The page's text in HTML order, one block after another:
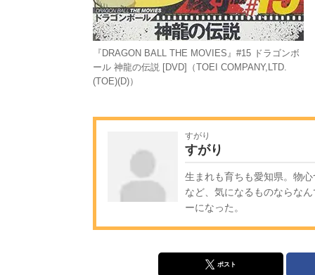
『DRAGON BALL THE MOVIES』#15 ドラゴンボ
ール 神龍の伝説 [DVD]（TOEI COMPANY,LTD.
(TOE)(D)）
すがり
すがり
生まれも育ちも愛知県。物
など、気になるものならな
ーになった。
ポスト